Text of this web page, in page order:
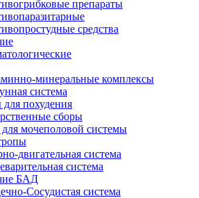
препараты
средства
минеральные комплексы
система
похудения
сборы
мочеполовой системы
двигательная система
система
БАД
Сосудистая система